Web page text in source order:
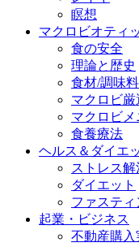
瞑想
マクロビオティ
食の安全
理論と歴史
食材/調味料
マクロビ厳
マクロビメ
食養療法
ヘルス＆ダイエ
ストレス解
ダイエット
ファスティ
起業・ビジネス
不動産購入